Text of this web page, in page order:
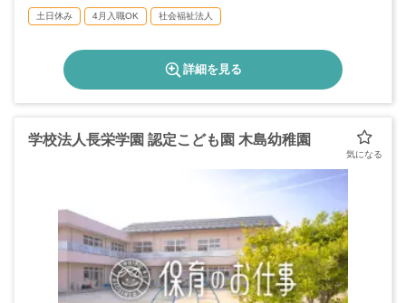
土日休み 4月入職OK 社会福祉法人
詳細を見る
学校法人長栄学園 認定こども園 木島幼稚園